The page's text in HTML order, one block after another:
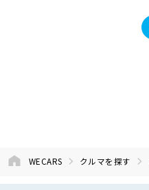
WECARS クルマを探す